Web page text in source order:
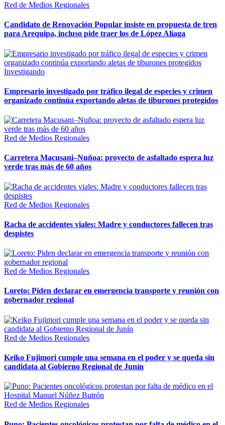
Red de Medios Regionales
Candidato de Renovación Popular insiste en propuesta de tren
para Arequipa, incluso pide traer los de López Aliaga
Investigando
Empresario investigado por tráfico ilegal de especies y crimen
organizado continúa exportando aletas de tiburones protegidos
Red de Medios Regionales
Carretera Macusani–Nuñoa: proyecto de asfaltado espera luz
verde tras más de 60 años
Red de Medios Regionales
Racha de accidentes viales: Madre y conductores fallecen tras
despistes
Red de Medios Regionales
Loreto: Piden declarar en emergencia transporte y reunión con
gobernador regional
Red de Medios Regionales
Keiko Fujimori cumple una semana en el poder y se queda sin
candidata al Gobierno Regional de Junín
Red de Medios Regionales